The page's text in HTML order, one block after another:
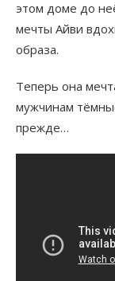
этом доме до
мечты Айви
образа.
Теперь она
мужчинам
прежде…